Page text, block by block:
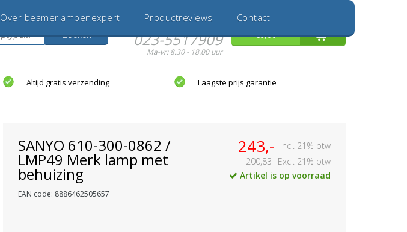
Inloggen
Zoeken
Hulp nodig?
023-5517909
Ma-vr: 8.30 - 18.00 uur
€0,00
Over beamerlampenexpert Productreviews Contact
Altijd gratis verzending Laagste prijs garantie
SANYO 610-300-0862 /
LMP49 Merk lamp met
behuizing
EAN code: 8886462505657
243,-
Incl. 21% btw
200,83
Excl. 21% btw
Artikel is op voorraad